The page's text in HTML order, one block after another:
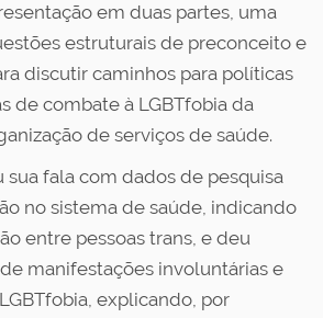
em duas partes, uma
estruturais de preconceito e
discutir caminhos para políticas
de combate à LGBTfobia da
de serviços de saúde.
sua fala com dados de pesquisa
no sistema de saúde, indicando
entre pessoas trans, e deu
manifestações involuntárias e
explicando, por